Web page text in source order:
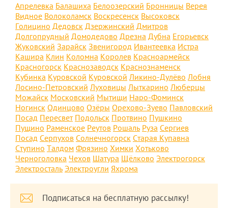
Апрелевка Балашиха Белоозерский Бронницы Верея
Видное Волоколамск Воскресенск Высоковск
Голицино Дедовск Дзержинский Дмитров
Долгопрудный Домодедово Дрезна Дубна Егорьевск
Жуковский Зарайск Звенигород Ивантеевка Истра
Кашира Клин Коломна Королев Красноармейск
Красногорск Краснозаводск Краснознаменск
Кубинка Куровской Куровской Ликино-Дулёво Лобня
Лосино-Петровский Луховицы Лыткарино Люберцы
Можайск Московский Мытищи Наро-Фоминск
Ногинск Одинцово Озёры Орехово-Зуево Павловский
Посад Пересвет Подольск Протвино Пушкино
Пущино Раменское Реутов Рошаль Руза Сергиев
Посад Серпухов Солнечногорск Старая Купавна
Ступино Талдом Фрязино Химки Хотьково
Черноголовка Чехов Шатура Щёлково Электрогорск
Электросталь Электроугли Яхрома
Подписаться на бесплатную рассылку!